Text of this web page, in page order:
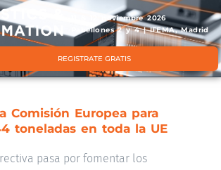
11 & 12 noviembre 2026
Pabellones 2 y 4 | IFEMA, Madrid
REGISTRATE GRATIS
Comisión Europea para
toneladas en toda la UE
pasa por fomentar los